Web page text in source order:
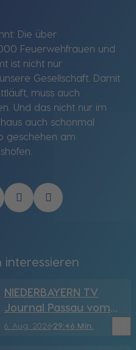
Die über
Feuerwehfrauen und
ist nicht nur
Gesellschaft. Damit
muss auch
Und das nicht nur im
auch schonmal
geschehen am
interessieren
6. Aug. 202629:46 Min.
NIEDERBAYERN TV
Journal Passau vom
6.08.2026